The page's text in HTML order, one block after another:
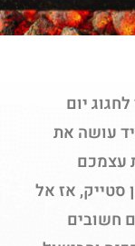
יום
עושה את
עצמכם
סטייק, אז אל
חשובים